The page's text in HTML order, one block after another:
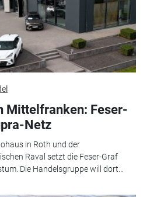
Mittelfranken: Feser-
Netz
in Roth und der
Raval setzt die Feser-Graf
Die Handelsgruppe will dort...